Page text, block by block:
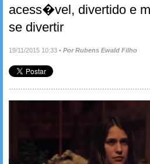
acess�vel, divertido e
se divertir
19/11/2015 10:33 • Por Rubens Ewald Filho